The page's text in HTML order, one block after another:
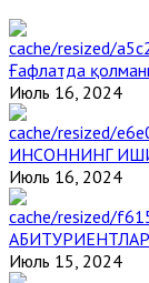
Ғафлатда
Июль 16, 2024
ИНСОННИНГ
Июль 16, 2024
Июль 15, 2024